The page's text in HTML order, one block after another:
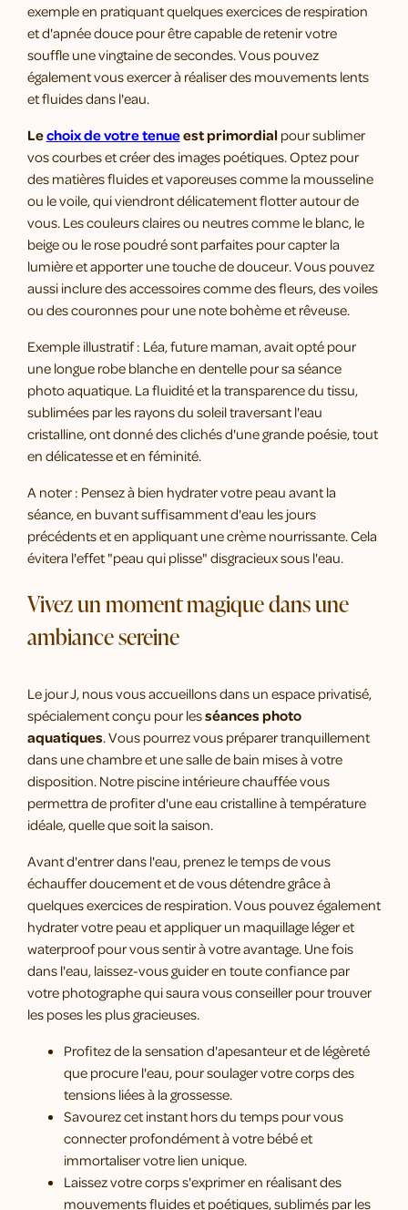
exemple en pratiquant quelques exercices de respiration
et d'apnée douce pour être capable de retenir votre
souffle une vingtaine de secondes. Vous pouvez
également vous exercer à réaliser des mouvements lents
et fluides dans l'eau.
Lechoix de votre tenueest primordialpour sublimer
vos courbes et créer des images poétiques. Optez pour
des matières fluides et vaporeuses comme la mousseline
ou le voile, qui viendront délicatement flotter autour de
vous. Les couleurs claires ou neutres comme le blanc, le
beige ou le rose poudré sont parfaites pour capter la
lumière et apporter une touche de douceur. Vous pouvez
aussi inclure des accessoires comme des fleurs, des voiles
ou des couronnes pour une note bohème et rêveuse.
Exemple illustratif : Léa, future maman, avait opté pour
une longue robe blanche en dentelle pour sa séance
photo aquatique. La fluidité et la transparence du tissu,
sublimées par les rayons du soleil traversant l'eau
cristalline, ont donné des clichés d'une grande poésie, tout
en délicatesse et en féminité.
A noter : Pensez à bien hydrater votre peau avant la
séance, en buvant suffisamment d'eau les jours
précédents et en appliquant une crème nourrissante. Cela
évitera l'effet "peau qui plisse" disgracieux sous l'eau.
Vivez un moment magique dans une
ambiance sereine
Le jour J, nous vous accueillons dans un espace privatisé,
spécialement conçu pour lesséances photo
aquatiques. Vous pourrez vous préparer tranquillement
dans une chambre et une salle de bain mises à votre
disposition. Notre piscine intérieure chauffée vous
permettra de profiter d'une eau cristalline à température
idéale, quelle que soit la saison.
Avant d'entrer dans l'eau, prenez le temps de vous
échauffer doucement et de vous détendre grâce à
quelques exercices de respiration. Vous pouvez également
hydrater votre peau et appliquer un maquillage léger et
waterproof pour vous sentir à votre avantage. Une fois
dans l'eau, laissez-vous guider en toute confiance par
votre photographe qui saura vous conseiller pour trouver
les poses les plus gracieuses.
Profitez de la sensation d'apesanteur et de légèreté
que procure l'eau, pour soulager votre corps des
tensions liées à la grossesse.
Savourez cet instant hors du temps pour vous
connecter profondément à votre bébé et
immortaliser votre lien unique.
Laissez votre corps s'exprimer en réalisant des
mouvements fluides et poétiques, sublimés par les